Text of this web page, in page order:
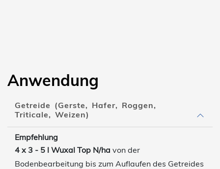
Anwendung
Getreide (Gerste, Hafer, Roggen,
Triticale, Weizen)
Empfehlung
4 x 3 - 5 l Wuxal Top N/ha von der
Bodenbearbeitung bis zum Auflaufen des Getreides